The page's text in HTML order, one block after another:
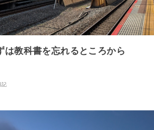
は教科書を忘れるところから
記